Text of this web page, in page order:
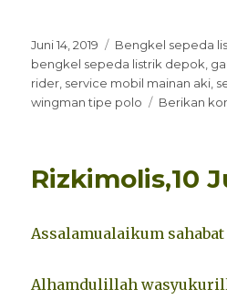
Diposkan
pada
Juni 14, 2019 Kategori
Bengkel sepeda
bengkel sepeda listrik depok
rider service mobil mainan aki
wingman tipe polo
Berikan
Rizkimolis,10
Assalamualaikum sahabat
Alhamdulillah